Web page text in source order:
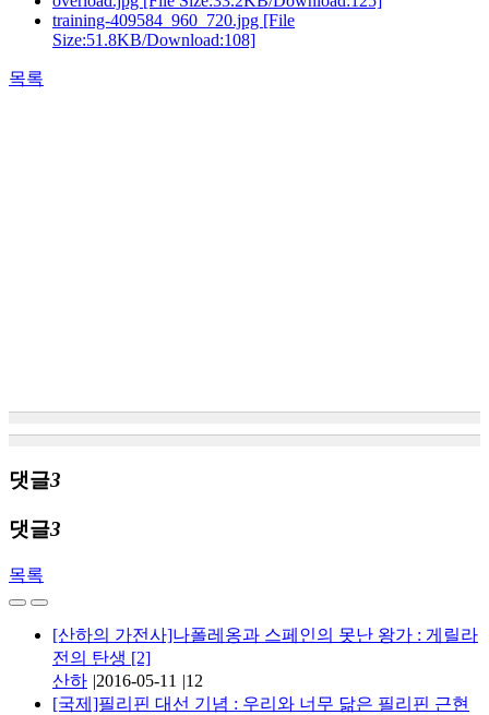
training-409584_960_720.jpg [File
Size:51.8KB/Download:108]
목록
댓글3
댓글3
목록
[산하의 가전사]나폴레옹과 스페인의 못난 왕가 : 게릴라
전의 탄생 [2]
산하 |2016-05-11 |12
[국제]필리핀 대선 기념 : 우리와 너무 닮은 필리핀 근현